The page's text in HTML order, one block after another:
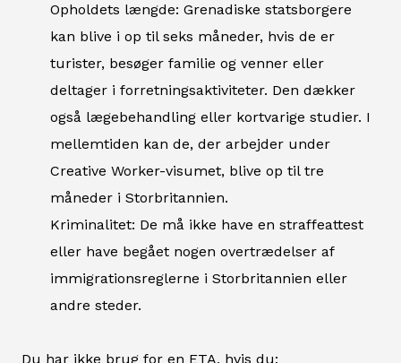
Opholdets længde: Grenadiske statsborgere
kan blive i op til seks måneder, hvis de er
turister, besøger familie og venner eller
deltager i forretningsaktiviteter. Den dækker
også lægebehandling eller kortvarige studier. I
mellemtiden kan de, der arbejder under
Creative Worker-visumet, blive op til tre
måneder i Storbritannien.
Kriminalitet: De må ikke have en straffeattest
eller have begået nogen overtrædelser af
immigrationsreglerne i Storbritannien eller
andre steder.
Du har ikke brug for en ETA, hvis du: